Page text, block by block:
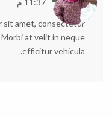
sit amet, consectetur
at velit in neque
efficitur vehicula.